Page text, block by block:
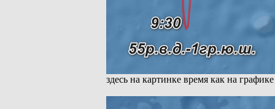
здесь на картинке время как на